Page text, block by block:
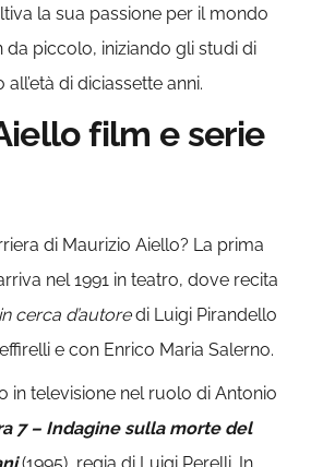
la sua passione per il mondo
piccolo, iniziando gli studi di
di diciassette anni.
film e serie
di Maurizio Aiello? La prima
nel 1991 in teatro, dove recita
cerca d’autoredi Luigi Pirandello
e con Enrico Maria Salerno.
in televisione nel ruolo di Antonio
7 – Indagine sulla morte del